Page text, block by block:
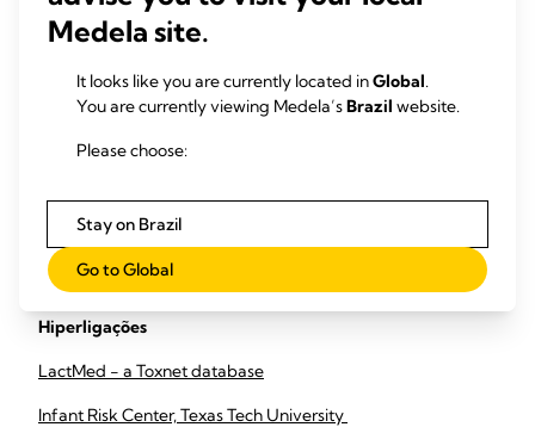
No entanto, aconselha-se a consulta de um médico
sobre esta questão.
Os medicamentos seguros durante a amamentação
deveriam ter, geralmente, tempos de semivida curtos,
ligação elevada às proteínas, baixa biodisponibilidade
oral para o bebé e elevado peso molecular
de dados atualizada sobre as interações
medicamentosas que podem ocorrer durante o
aleitamento antes de receitarem um novo medicamento
às mães que amamentam.
Hiperligações
LactMed - a Toxnet database
Infant Risk Center, Texas Tech University
Medela site.
It looks like you are currently located inGlobal.
You are currently viewing Medela’sBrazil website.
Please choose:
Stay on Brazil
Go to Global